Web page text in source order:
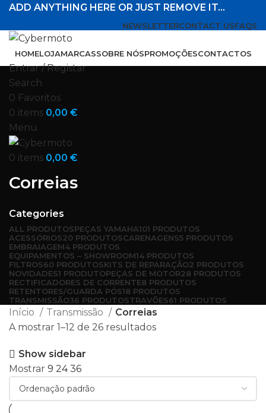
ADD ANYTHING HERE OR JUST REMOVE IT…
NEWSLETTERCONTACT USFAQS
HOMELOJAMARCASSOBRE NÓSPROMOÇÕESCONTACTOS
Entrar / Registar
Search
0 Favoritos
0 items 0,00 €
Menu
0 items 0,00 €
Correias
Categories
ALL PRODUTOSPEÇAS YAMAHA101 PRODUTOS
ACESSÓRIOS20 PRODUTOSCARENAGENS5 PRODUTOS
EMBRAIAGEM4 PRODUTOS
EQUIPAMENTOS – SHOWROOM14 PRODUTOS
FILTROS60 PRODUTOSKITS DE REPARAÇÃO2 PRODUTOS
NOVIDADES1 PRODUTOPEÇAS DE MOTOR28 PRODUTOS
RECTIFICADORES DE CORRENTE8 PRODUTOS
RETENTORES/GUARDA PÓS18 PRODUTOS
TRANSMISSÃO36 PRODUTOSTRAVÕES61 PRODUTOS
Início Transmissão
Correias
A mostrar 1–12 de 26 resultados
Show sidebar
Mostrar 9 2436